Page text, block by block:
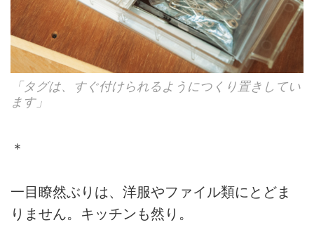
「タグは、すぐ付けられるようにつくり置きしてい
ます」
＊
一目瞭然ぶりは、洋服やファイル類にとどま
りません。キッチンも然り。